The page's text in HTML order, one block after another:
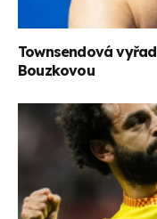
Townsendová
Bouzkovou